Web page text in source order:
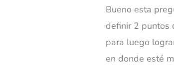
Bueno esta
definir 2 puntos
para luego
en donde esté